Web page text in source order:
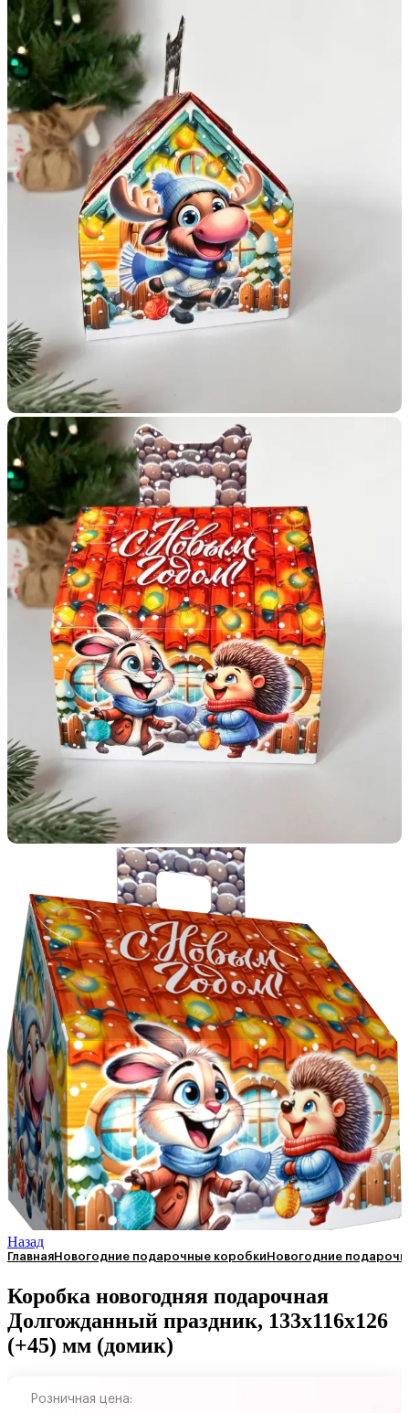
Назад
ГлавнаяНовогодние подарочные коробкиНовогодние
Коробка новогодняя подарочная
Долгожданный праздник, 133х116х126
(+45) мм (домик)
Розничная цена: